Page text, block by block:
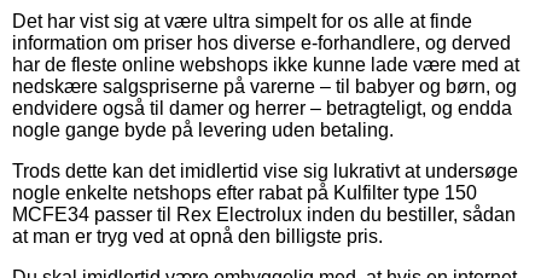
Det har vist sig at være ultra simpelt for os alle at finde
information om priser hos diverse e-forhandlere, og derved
har de fleste online webshops ikke kunne lade være med at
nedskære salgspriserne på varerne – til babyer og børn, og
endvidere også til damer og herrer – betragteligt, og endda
nogle gange byde på levering uden betaling.
Trods dette kan det imidlertid vise sig lukrativt at undersøge
nogle enkelte netshops efter rabat på Kulfilter type 150
MCFE34 passer til Rex Electrolux inden du bestiller, sådan
at man er tryg ved at opnå den billigste pris.